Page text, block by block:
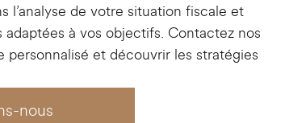
l’analyse de votre situation fiscale et
à vos objectifs. Contactez nos
et découvrir les stratégies
nous